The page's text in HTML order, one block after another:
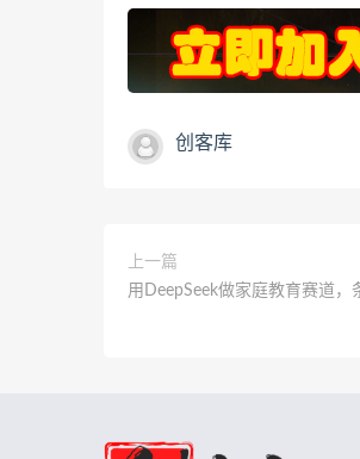
创客库
上一篇
用DeepSeek做家庭教育赛道